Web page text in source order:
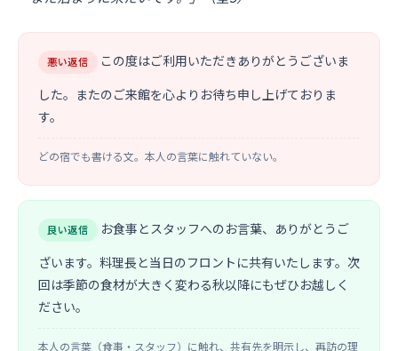
悪い返信 この度はご利用いただきありがとうございま
した。またのご来館を心よりお待ち申し上げておりま
す。
どの宿でも書ける文。本人の言葉に触れていない。
良い返信 お食事とスタッフへのお言葉、ありがとうご
ざいます。料理長と当日のフロントに共有いたします。次
回は季節の食材が大きく変わる秋以降にもぜひお越しく
ださい。
本人の言葉（食事・スタッフ）に触れ、共有先を明示し、再訪の理